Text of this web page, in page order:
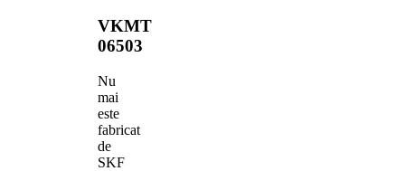
VKMT
06503
Nu
mai
este
fabricat
de
SKF